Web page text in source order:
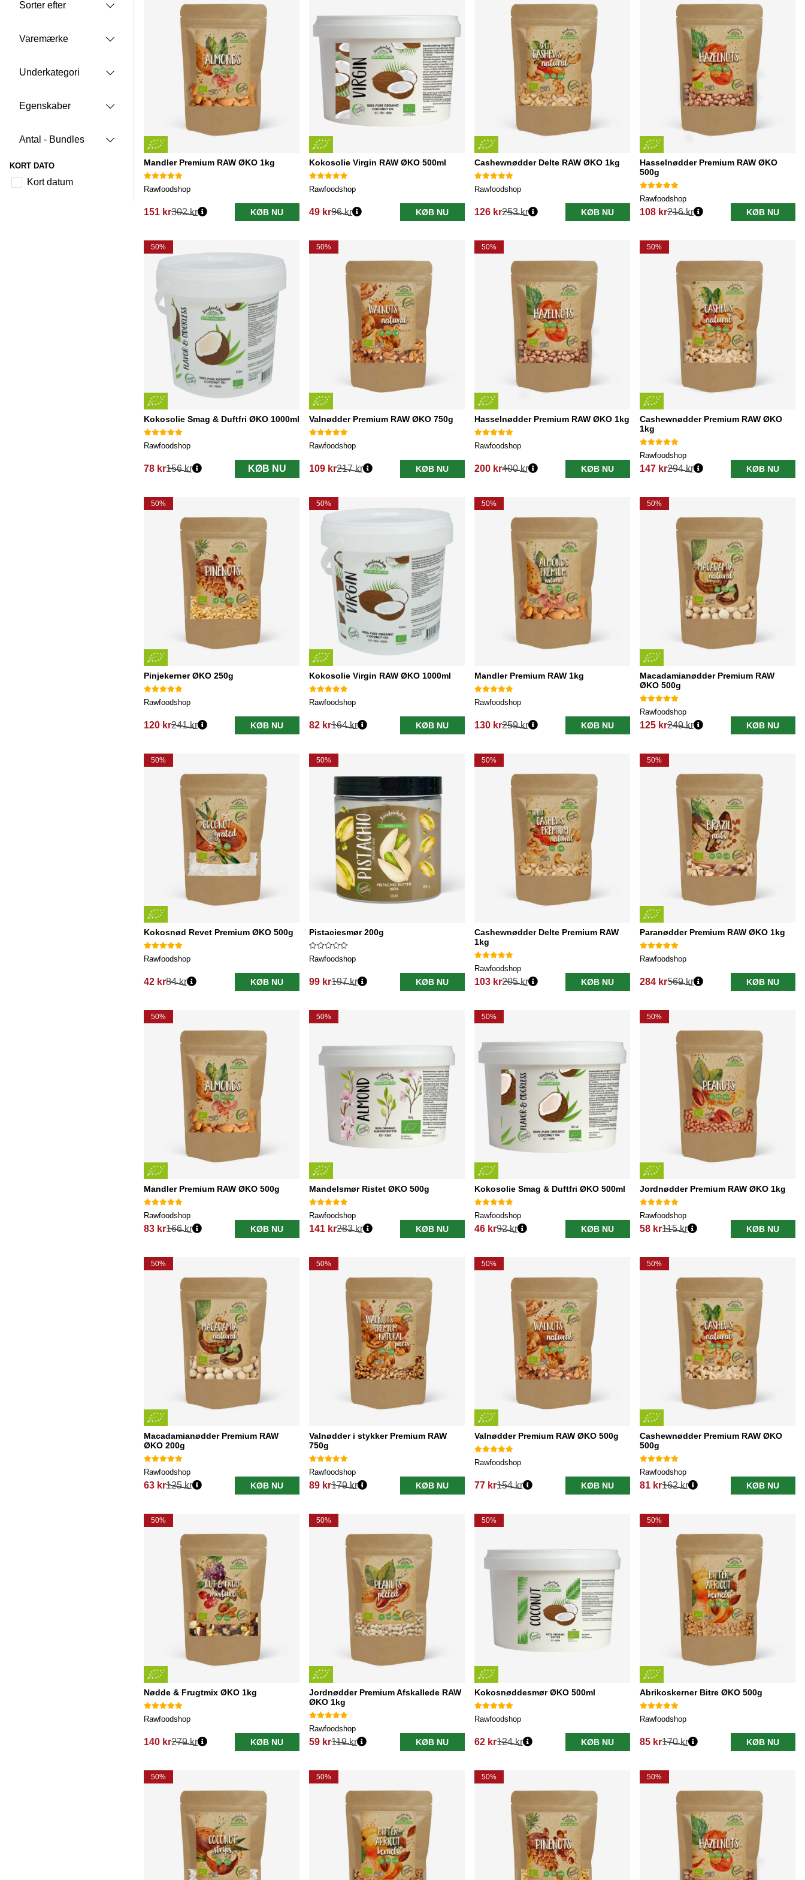
Sorter efter
Varemærke
Underkategori
Egenskaber
Antal - Bundles
KORT DATO
Kort datum
Mandler Premium RAW ØKO 1kg
Rawfoodshop
151 kr
Normalpris:
302 kr KØB NU
Kokosolie Virgin RAW ØKO 500ml
Rawfoodshop
49 kr
Normalpris:
96 kr KØB NU
Cashewnødder Delte RAW ØKO 1kg
Rawfoodshop
126 kr
Normalpris:
253 kr KØB NU
Hasselnødder Premium RAW ØKO
500g
Rawfoodshop
108 kr
Normalpris:
216 kr KØB NU
50%
Kokosolie Smag & Duftfri ØKO 1000ml
Rawfoodshop
78 kr
Normalpris:
156 kr KØB NU
50%
Valnødder Premium RAW ØKO 750g
Rawfoodshop
109 kr
Normalpris:
217 kr KØB NU
50%
Hasselnødder Premium RAW ØKO 1kg
Rawfoodshop
200 kr
Normalpris:
400 kr KØB NU
50%
Cashewnødder Premium RAW ØKO
1kg
Rawfoodshop
147 kr
Normalpris:
294 kr KØB NU
50%
Pinjekerner ØKO 250g
Rawfoodshop
120 kr
Normalpris:
241 kr KØB NU
50%
Kokosolie Virgin RAW ØKO 1000ml
Rawfoodshop
82 kr
Normalpris:
164 kr KØB NU
50%
Mandler Premium RAW 1kg
Rawfoodshop
130 kr
Normalpris:
259 kr KØB NU
50%
Macadamianødder Premium RAW
ØKO 500g
Rawfoodshop
125 kr
Normalpris:
249 kr KØB NU
50%
Kokosnød Revet Premium ØKO 500g
Rawfoodshop
42 kr
Normalpris:
84 kr KØB NU
50%
Pistaciesmør 200g
Rawfoodshop
99 kr
Normalpris:
197 kr KØB NU
50%
Cashewnødder Delte Premium RAW
1kg
Rawfoodshop
103 kr
Normalpris:
205 kr KØB NU
50%
Paranødder Premium RAW ØKO 1kg
Rawfoodshop
284 kr
Normalpris:
569 kr KØB NU
50%
Mandler Premium RAW ØKO 500g
Rawfoodshop
83 kr
Normalpris:
166 kr KØB NU
50%
Mandelsmør Ristet ØKO 500g
Rawfoodshop
141 kr
Normalpris:
283 kr KØB NU
50%
Kokosolie Smag & Duftfri ØKO 500ml
Rawfoodshop
46 kr
Normalpris:
92 kr KØB NU
50%
Jordnødder Premium RAW ØKO 1kg
Rawfoodshop
58 kr
Normalpris:
115 kr KØB NU
50%
Macadamianødder Premium RAW
ØKO 200g
Rawfoodshop
63 kr
Normalpris:
125 kr KØB NU
50%
Valnødder i stykker Premium RAW
750g
Rawfoodshop
89 kr
Normalpris:
179 kr KØB NU
50%
Valnødder Premium RAW ØKO 500g
Rawfoodshop
77 kr
Normalpris:
154 kr KØB NU
50%
Cashewnødder Premium RAW ØKO
500g
Rawfoodshop
81 kr
Normalpris:
162 kr KØB NU
50%
Nødde & Frugtmix ØKO 1kg
Rawfoodshop
140 kr
Normalpris:
279 kr KØB NU
50%
Jordnødder Premium Afskallede RAW
ØKO 1kg
Rawfoodshop
59 kr
Normalpris:
119 kr KØB NU
50%
Kokosnøddesmør ØKO 500ml
Rawfoodshop
62 kr
Normalpris:
124 kr KØB NU
50%
Abrikoskerner Bitre ØKO 500g
Rawfoodshop
85 kr
Normalpris:
170 kr KØB NU
50% 50% 50% 50%